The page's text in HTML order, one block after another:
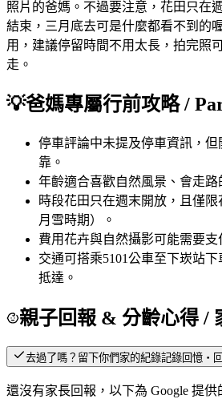
照片的爸媽。不過要注意，花田只在
結束，三月底去可是什麼都看不到的
用，建議停留時間不用太長，拍完照
走。
💡爸媽專屬行前攻略 /
停車評論中未提及停車資訊，
靠。
年齡適合喜歡自然風景、會走路
時段花田只在週末開放，且僅
月雪時期）。
費用花卉與自然攝影可能需要支
交通可搭乘5101公車至下崁站
抵達。
親子回報 & 分齡心得 /
去過了嗎？留下你們家的紀錄記錄回憶・
還沒有家長回報，以下為 Google 提